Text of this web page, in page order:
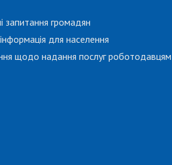
запитання громадян
для населення
щодо надання послуг роботодавцям